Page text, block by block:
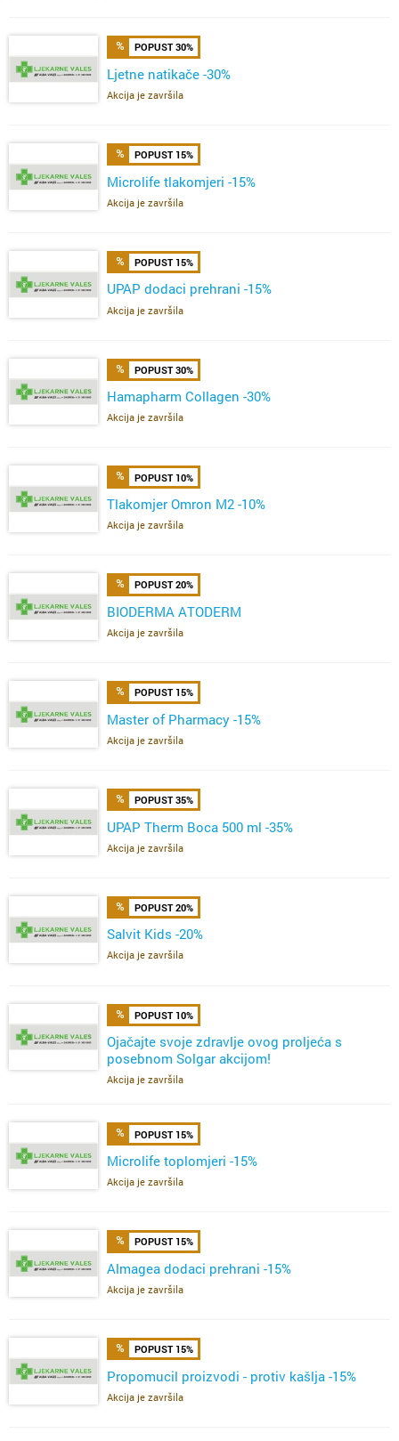
POPUST 30%
Ljetne natikače -30%
Akcija je završila
POPUST 15%
Microlife tlakomjeri -15%
Akcija je završila
POPUST 15%
UPAP dodaci prehrani -15%
Akcija je završila
POPUST 30%
Hamapharm Collagen -30%
Akcija je završila
POPUST 10%
Tlakomjer Omron M2 -10%
Akcija je završila
POPUST 20%
BIODERMA ATODERM
Akcija je završila
POPUST 15%
Master of Pharmacy -15%
Akcija je završila
POPUST 35%
UPAP Therm Boca 500 ml -35%
Akcija je završila
POPUST 20%
Salvit Kids -20%
Akcija je završila
POPUST 10%
Ojačajte svoje zdravlje ovog proljeća s
posebnom Solgar akcijom!
Akcija je završila
POPUST 15%
Microlife toplomjeri -15%
Akcija je završila
POPUST 15%
Almagea dodaci prehrani -15%
Akcija je završila
POPUST 15%
Propomucil proizvodi - protiv kašlja -15%
Akcija je završila